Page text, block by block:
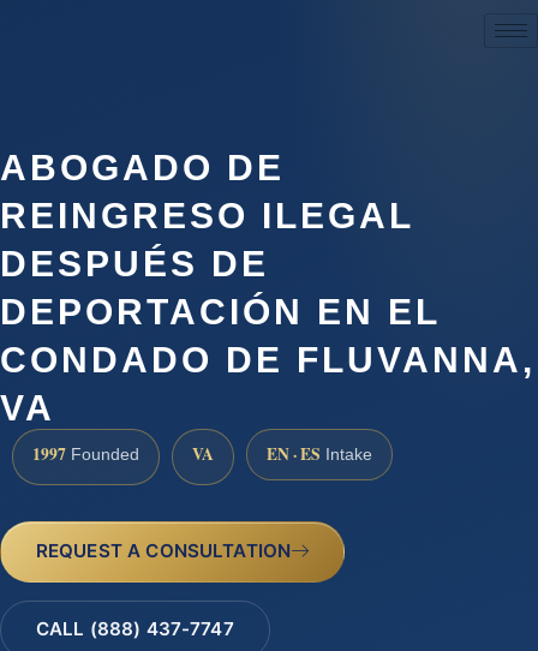
ABOGADO DE
REINGRESO ILEGAL
DESPUÉS DE
DEPORTACIÓN EN EL
CONDADO DE FLUVANNA,
VA
1997 Founded VA EN · ES Intake
REQUEST A CONSULTATION
CALL (888) 437-7747